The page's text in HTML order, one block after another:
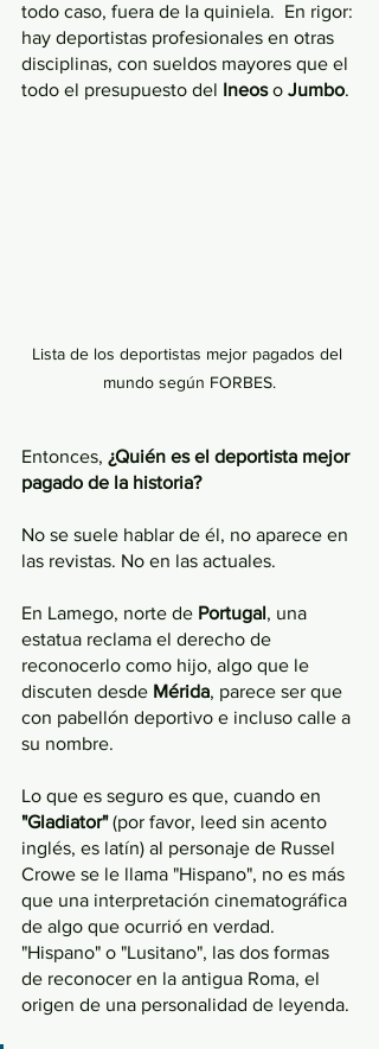
todo caso, fuera de la quiniela.  En rigor:
hay deportistas profesionales en otras
disciplinas, con sueldos mayores que el
todo el presupuesto del Ineos o Jumbo.
Lista de los deportistas mejor pagados del
mundo según FORBES.
Entonces, ¿Quién es el deportista mejor
pagado de la historia?
No se suele hablar de él, no aparece en
las revistas. No en las actuales.
En Lamego, norte de Portugal , una
estatua reclama el derecho de
reconocerlo como hijo, algo que le
discuten desde Mérida, parece ser que
con pabellón deportivo e incluso calle a
su nombre.
Lo que es seguro es que, cuando en
"Gladiator" (por favor, leed sin acento
inglés, es latín) al personaje de Russel
Crowe se le llama "Hispano", no es más
que una interpretación cinematográfica
de algo que ocurrió en verdad.
"Hispano" o "Lusitano", las dos formas
de reconocer en la antigua Roma, el
origen de una personalidad de leyenda.